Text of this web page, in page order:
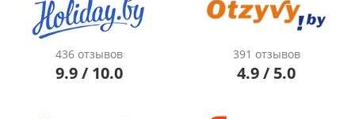
436 отзывов
9.9 / 10.0
391 отзывов
4.9 / 5.0